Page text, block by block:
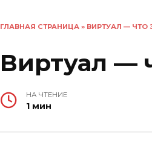
ГЛАВНАЯ СТРАНИЦА » ВИРТУАЛ — ЧТО
Виртуал —
НА ЧТЕНИЕ
1 мин